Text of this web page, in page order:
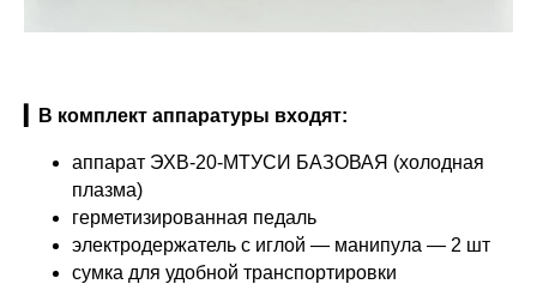
▎В комплект аппаратуры входят:
аппарат ЭХВ-20-МТУСИ БАЗОВАЯ (холодная
плазма)
герметизированная педаль
электродержатель с иглой — манипула — 2 шт
сумка для удобной транспортировки